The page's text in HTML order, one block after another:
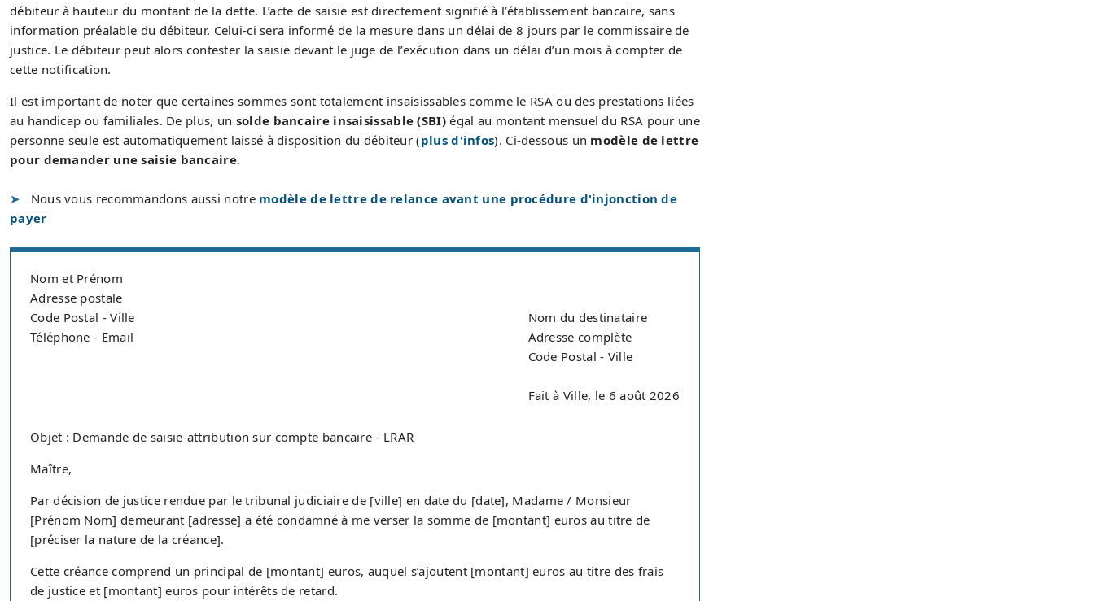
débiteur à hauteur du montant de la dette. L’acte de saisie est directement signifié à l’établissement bancaire, sans
information préalable du débiteur. Celui-ci sera informé de la mesure dans un délai de 8 jours par le commissaire de
justice. Le débiteur peut alors contester la saisie devant le juge de l’exécution dans un délai d’un mois à compter de
cette notification.
Il est important de noter que certaines sommes sont totalement insaisissables comme le RSA ou des prestations liées
au handicap ou familiales. De plus, un solde bancaire insaisissable (SBI)égal au montant mensuel du RSA pour une
personne seule est automatiquement laissé à disposition du débiteur (plus d'infos). Ci-dessous un modèle de lettre
pour demander une saisie bancaire.
Nous vous recommandons aussi notre modèle de lettre de relance avant une procédure d'injonction de
payer
Nom et Prénom
Adresse postale
Code Postal - Ville
Téléphone - Email
Nom du destinataire
Adresse complète
Code Postal - Ville
Fait à Ville, le 6 août 2026
Objet : Demande de saisie-attribution sur compte bancaire - LRAR
Maître,
Par décision de justice rendue par le tribunal judiciaire de [ville] en date du [date], Madame / Monsieur
[Prénom Nom] demeurant [adresse] a été condamné à me verser la somme de [montant] euros au titre de
[préciser la nature de la créance].
Cette créance comprend un principal de [montant] euros, auquel s’ajoutent [montant] euros au titre des frais
de justice et [montant] euros pour intérêts de retard.